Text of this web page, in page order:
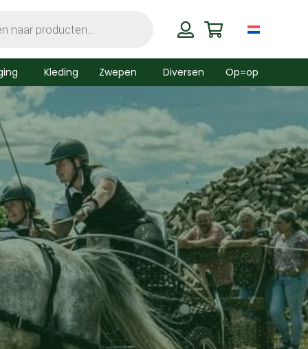
Kleding Zwepen Diversen Op=op